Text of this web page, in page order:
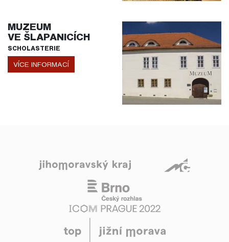
MUZEUM
VE ŠLAPANICÍCH
SCHOLASTERIE
VÍCE INFORMACÍ